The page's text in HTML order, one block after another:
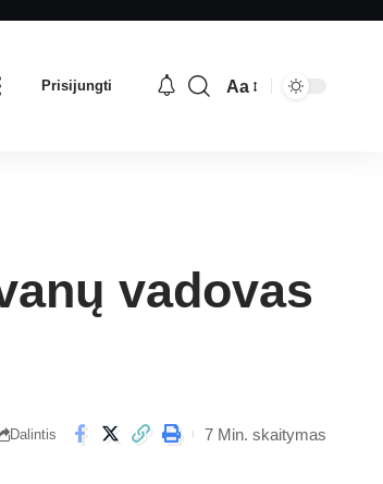
Prisijungti Aa
vadovas
Dalintis 7 Min. skaitymas